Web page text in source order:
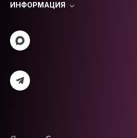
ИНФОРМАЦИЯ